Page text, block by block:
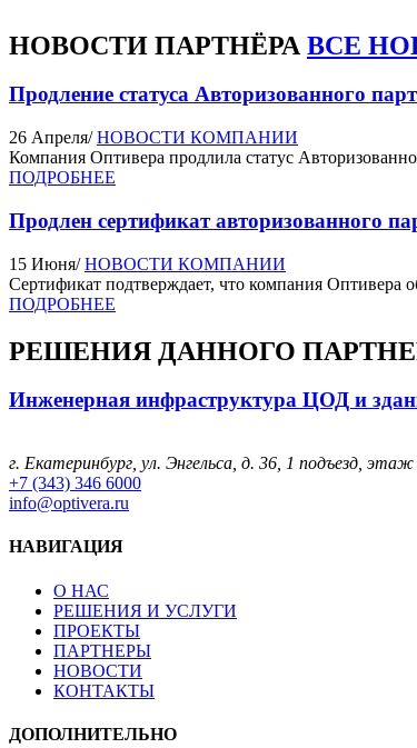
НОВОСТИ ПАРТНЁРА ВСЕ
Продление статуса Авторизованного
26 Апреля/ НОВОСТИ КОМПАНИИ
Компания Оптивера продлила статус
ПОДРОБНЕЕ
Продлен сертификат авторизованного
15 Июня/ НОВОСТИ КОМПАНИИ
Сертификат подтверждает, что компания Оптивера
ПОДРОБНЕЕ
РЕШЕНИЯ ДАННОГО
Инженерная инфраструктура ЦОД и
г. Екатеринбург, ул. Энгельса, д. 36, 1 подъезд,
+7 (343) 346 6000
info@optivera.ru
НАВИГАЦИЯ
О НАС
РЕШЕНИЯ И УСЛУГИ
ПРОЕКТЫ
ПАРТНЕРЫ
НОВОСТИ
КОНТАКТЫ
ДОПОЛНИТЕЛЬНО